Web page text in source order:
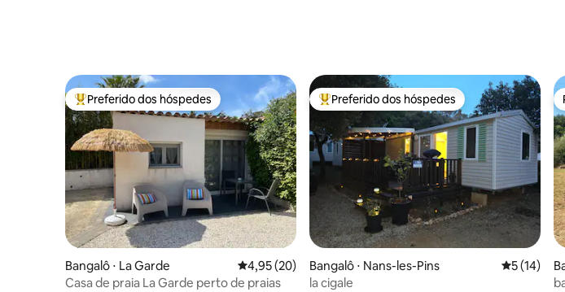
Entre os melhores preferidos dos hóspedes
Preferido dos hóspedes
Bangalô ⋅ La Garde 4,95 de uma avaliação média de 5, 20 avaliações
4,95 (20)
Casa de praia La Garde perto de praias
Entre os melhores preferidos dos hóspedes
Preferido dos hóspedes
Bangalô ⋅ Nans-les-Pins 5 de uma
5 (14)
la cigale